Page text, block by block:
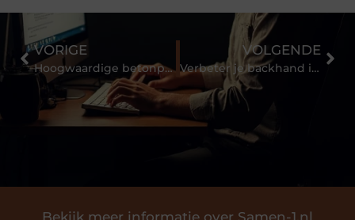
Bekijk meer informatie over Samen-1.nl
VORIGE
Hoogwaardige betonplaten en industrieplaten kopen tegen een scherpe prijs
VOLGENDE
Verbeter je backhand in squash | www.qss-squash.nl